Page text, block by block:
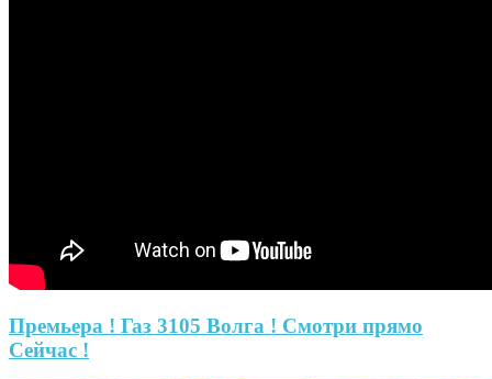
Премьера ! Газ 3105 Волга ! Смотри прямо
Сейчас !